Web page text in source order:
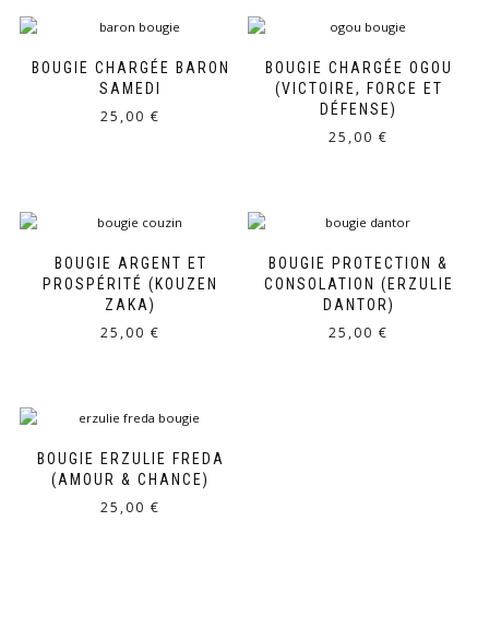
BOUGIE CHARGÉE BARON
SAMEDI
25,00 €
BOUGIE CHARGÉE OGOU
(VICTOIRE, FORCE ET
DÉFENSE)
25,00 €
BOUGIE ARGENT ET
PROSPÉRITÉ (KOUZEN
ZAKA)
25,00 €
BOUGIE PROTECTION &
CONSOLATION (ERZULIE
DANTOR)
25,00 €
BOUGIE ERZULIE FREDA
(AMOUR & CHANCE)
25,00 €